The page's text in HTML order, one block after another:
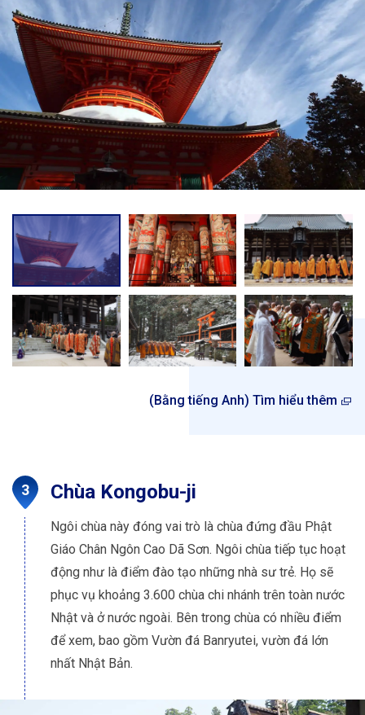
(Bằng tiếng Anh) Tìm hiểu thêm
Chùa Kongobu-ji
Ngôi chùa này đóng vai trò là chùa đứng đầu Phật
Giáo Chân Ngôn Cao Dã Sơn. Ngôi chùa tiếp tục hoạt
động như là điểm đào tạo những nhà sư trẻ. Họ sẽ
phục vụ khoảng 3.600 chùa chi nhánh trên toàn nước
Nhật và ở nước ngoài. Bên trong chùa có nhiều điểm
để xem, bao gồm Vườn đá Banryutei, vườn đá lớn
nhất Nhật Bản.